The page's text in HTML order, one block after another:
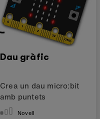
Dau gràfic
Crea un dau micro:bit
amb puntets
Novell